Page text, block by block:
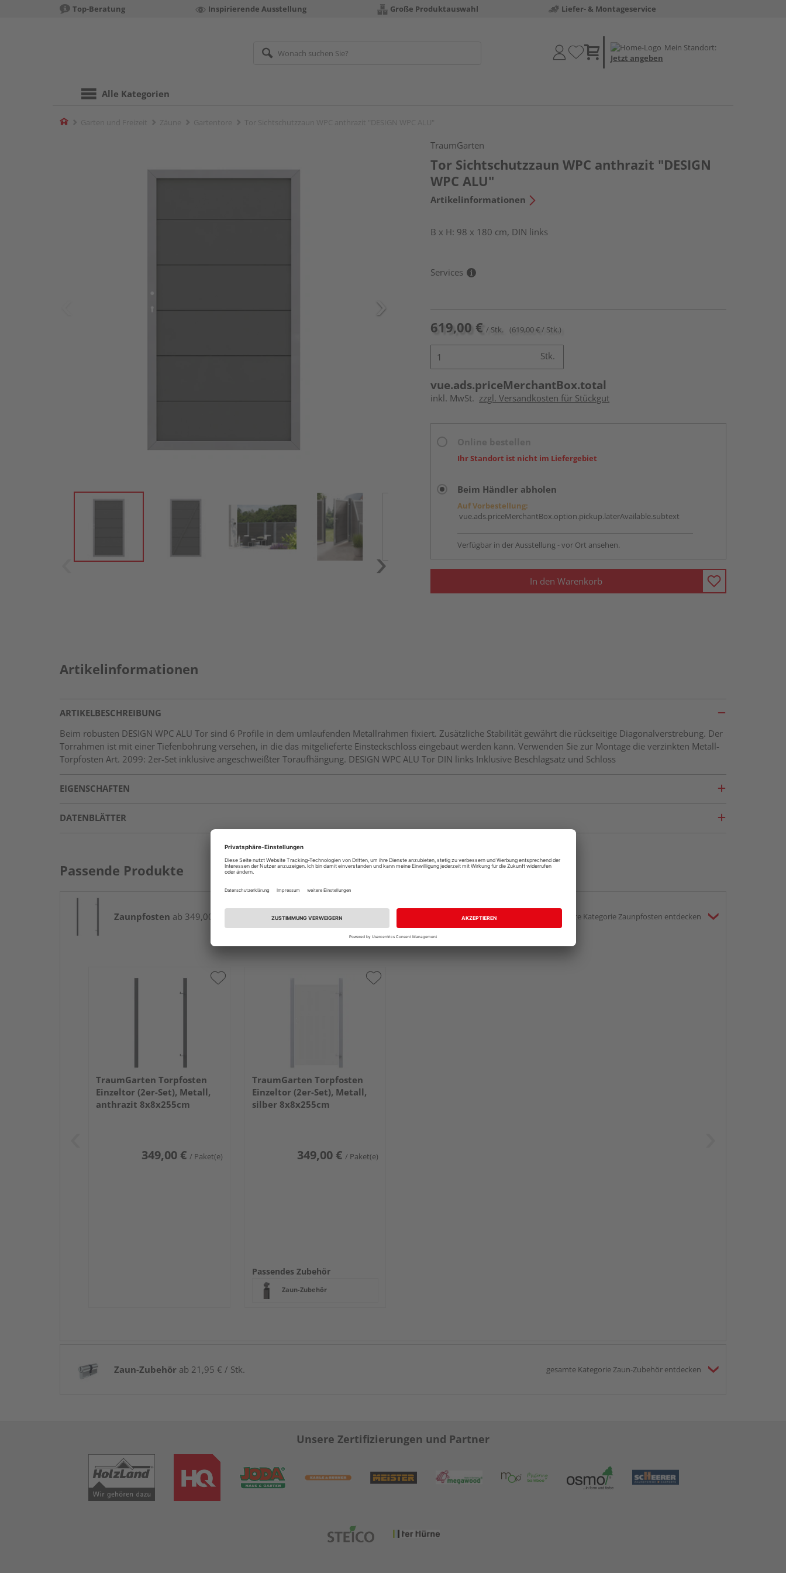
Top-Beratung Inspirierende Ausstellung Große Produktauswahl Liefer- & Montageservice
Mein Standort:
Jetzt angeben
Alle Kategorien
Home
TraumGarten
Tor Sichtschutzzaun WPC anthrazit "DESIGN
WPC ALU"
Artikelinformationen
B x H: 98 x 180 cm, DIN links
Services
619,00 € / Stk. (619,00 € / Stk.)
Stk.
vue.ads.priceMerchantBox.total
inkl. MwSt. zzgl. Versandkosten für Stückgut
Ihr Standort ist nicht im Liefergebiet
Beim Händler abholen
Auf Vorbestellung:
vue.ads.priceMerchantBox.option.pickup.laterAvailable.subtext
Verfügbar in der Ausstellung - vor Ort ansehen.
In den Warenkorb
Artikelinformationen
ARTIKELBESCHREIBUNG
Beim robusten DESIGN WPC ALU Tor sind 6 Profile in dem umlaufenden Metallrahmen fixiert. Zusätzliche Stabilität gewährt die rückseitige Diagonalverstrebung. Der
Torrahmen ist mit einer Tiefenbohrung versehen, in die das mitgelieferte Einsteckschloss eingebaut werden kann. Verwenden Sie zur Montage die verzinkten Metall-
Torpfosten Art. 2099: 2er-Set inklusive angeschweißter Toraufhängung. DESIGN WPC ALU Tor DIN links Inklusive Beschlagsatz und Schloss
EIGENSCHAFTEN
DATENBLÄTTER
Passende Produkte
Zaunpfosten ab 349,00 € / Paket(e) gesamte Kategorie Zaunpfosten entdecken
TraumGarten Torpfosten
Einzeltor (2er-Set), Metall,
anthrazit 8x8x255cm
349,00 € / Paket(e)
TraumGarten Torpfosten
Einzeltor (2er-Set), Metall,
silber 8x8x255cm
349,00 € / Paket(e)
Passendes Zubehör
Zaun-Zubehör
Zaun-Zubehör ab 21,95 € / Stk. gesamte Kategorie Zaun-Zubehör entdecken
Unsere Zertifizierungen und Partner